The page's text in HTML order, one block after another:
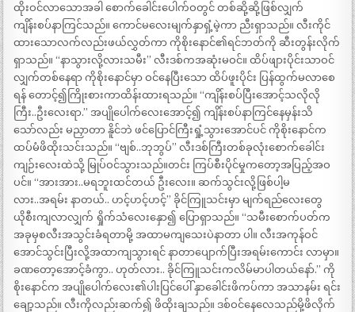
ထိုးဝင်လာသောအခါ စောက်ခေါင်းပေါက်ဝတွင် တစ်ဆို့ဆို့ဖြစ်လျှက်
ကျိန်းစပ်နာကြင်သည်။ ကောင်မလေးမျက်နှာရှံ့မဲ့ကာ ညီးရှာသည်။ လီးကိုင်
ထားသောလက်လည်းဖယ်လွှတ်ကာ ကိုစိုးနောင်၏ရင်ဘတ်ကို ဆီးတွန်းလိုက်
ရှာသည်။ “နာသွားလို့လားသမီး” လီးဒစ်ကအဆုံးမဝင်။ ထိပ်ဖျားပိုင်းသာဝင်
လျှက်တစ်နေရာ ကိုစိုးနောင်မှာ ဝင်နေပြီးသော ထိပ်ဖူးပိုင်း ပြန်ထွက်မလာစေ
ရန် တောင့်၍ကြိုးစားကာထိန်းထားရသည်။ “ကျိန်းစပ်ပြီးအောင့်သလိုလို
ကြီး..ဦးလေးရာ.” အပျိုပေါက်လေးအောင့်၍ ကျိန်းစပ်နာကြင်နေမှန်းသိ
သော်လည်း မညှာတာ နိူင်ဘဲ ဖင်ပြောင်ကြီးရှုံ့သွားအောင်ပင် ကိုစိုးနောင်က
ထပ်မံဖိထိုးသင်းသည်။ “ဗျစ်..ဘုဘွပ်” လီးဒစ်ကြီးတစ်ခုလုံးစောက်ခေါင်း
ကျဉ်းလေးထဲသို့ မြုပ်ဝင်သွားသည်။တင်း ကြပ်စီးပိုင်မှုကတော့အပြည့်အဝ
ပင်။ “အားအား..မရဘူးထင်တယ် ဦးလေး။ ဆက်သွင်းလို့ဖြစ်ပါ့မ
လား..အရမ်း နာတယ်.. ဟင့်ဟင့်ဟင့်” ခိုင်ကြူသင်းမှာ မျက်ရည်လေးတွေ
ယိုစီးကျလာလျှက် ရှိုက်သံလေးနှော၍ ပြောရှာသည်။ “သမီးစောက်ပတ်က
အခုမှစလီးအသွင်းခံရတာမို့ အထာမကျသေးပဲနာတာ ပါ။ လီးအကုန်ဝင်
အောင်သွင်းပြီးလို့အထာကျသွားရင် နာတာပျောက်ပြီးအရမ်းကောင်း လာမှာ။
ခဏတော့အောင့်ခံကွာ.. ဟုတ်လား.. ခိုင်ကြူသင်းကလိမ်မာပါတယ်နော်.” ကို
စိုးနောင်က အပျိုပေါက်လေး၏ပါးပြင်ပေါ် နှာခေါင်းဖိကပ်ကာ အသာနမ်း ရင်း
ချော့သည်။ လီးကိုလည်းဆက်၍ ဖိထိုးချသည်။ ဒစ်ဝင်နေလေသည်မို့ဖိလိုက်